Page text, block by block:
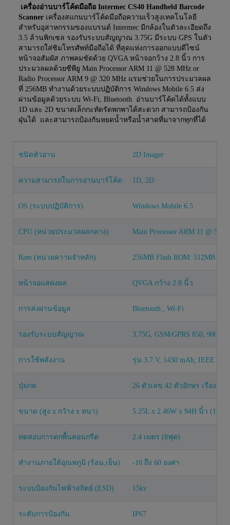
เครื่องอ่านบาร์โค้ดมือถือ Intermec CS40 Handheld Barcode
Scanner เครื่องสแกนบาร์โค้ดมือถือความเร็วสูงเทคโนโลยี
สำหรับอุสาหกรรมของแบรนด์ Intermec มีกล้องในตัวละเอียดถึง
3.5 ล้านพิกเซล รองรับระบบสัญญาณ 3.75G มีระบบ GPS ในตัว
สามารถใส่ซิมโทรศัพท์มือถือได้ ที่สุดแห่งการออกแบบดีไซน์
หน้าจอสัมผัส ภาพคมชัดด้วย QVGA หน้าจอกว้าง 2.8 นิ้ว การ
ประมวลผลด้วยซีพียู Main Processor ARM 11 @ 528 MHz or
Radio Processor ARM 9 @ 320 MHz แรมช่วยในการประมวลผล
ที่ 256MB ทำงานด้วยระบบปฏิบัติการ Windows Mobile 6.5 ส่ง
ผ่านข้อมูลด้วยระบบ Wi-Fi, Bluetooth อ่านบาร์โค้ดได้ทั้งแบบ
1D และ 2D ขนาดเล็กกะทัดรัดพกพาได้สะดวก สามารถป้องกัน
ฝุ่นได้ และสามารถป้องกันหยดน้ำหรือน้ำสาดที่มาจากทุกที่ได้
ชนิดหัวอ่าน 2D Imager
ความสามารถในการอ่านบาร์โค้ด 1D, 2D
OS (ระบบปฏิบัติการ) Windows Mobile 6.5
CPU (หน่วยประมวลผลกลาง) Main Processor ARM 11 @ 528
Ram (หน่วยความจำหลัก) 256MB Flash ROM: 512MB
หน้าจอแสดงผล QVGA กว้าง 2.8 นิ้ว
การส่งผ่านข้อมูล Bluetooth , Wi-Fi
รองรับระบบสัญญาณ 3.75G, GSM/GPRS 850, 900,
การใช้พลังงาน รุ่น 3.7 V, 1430 mAh; IEEE
ปุ่มกด 26 ตัวเลข 42 ตัวอักษร เรืองแสง
ขนาด (สูง x กว้าง x หนา) 5.25L x 2.46W x 94H นิ้ว (13.3
ทดสอบการตกพื้นคอนกรีต 2.4 เมตร (8ฟุต)
ทำงานภายใต้อุณหภูมิ (ร้อน,เย็น) -10 ถึง 60 องศา
ระบบป้องกันไฟฟ้าสถิตย์ (ESD) 15kv
ระดับการป้องกัน IP67